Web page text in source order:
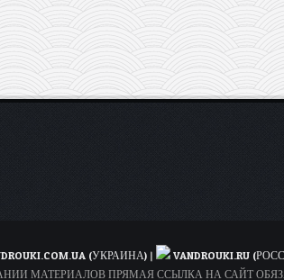
(УКРАИНА) |
VANDROUKI.RU
МАТЕРИАЛОВ ПРЯМАЯ ССЫЛКА НА САЙТ